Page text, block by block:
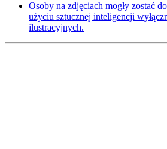
Osoby na zdjęciach mogły zostać
użyciu sztucznej inteligencji
ilustracyjnych.